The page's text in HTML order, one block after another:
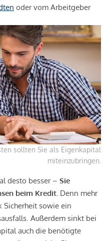
oder vom Arbeitgeber
sollten Sie als Eigenkapital
miteinzubringen.
desto besser – Sie
beim Kredit. Denn mehr
Sicherheit sowie ein
Außerdem sinkt bei
auch die benötigte